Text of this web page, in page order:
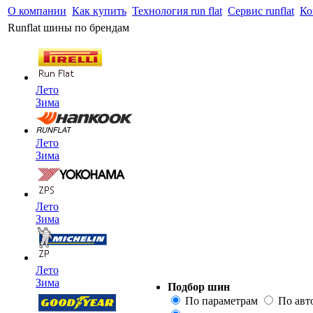
О компании Как купить Технология run flat Сервис runflat
Runflat шины по брендам
Лето
Зима
Лето
Зима
Лето
Зима
Лето
Зима
Подбор шин
По параметрам
По